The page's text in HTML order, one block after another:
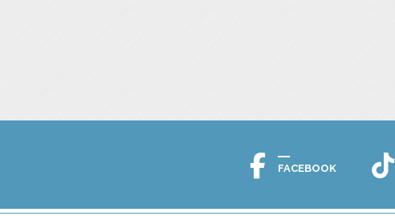
FACEBOOK